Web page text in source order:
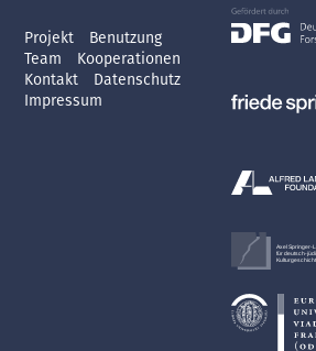
Projekt
Benutzung
Team
Kooperationen
Kontakt
Datenschutz
Impressum
Axel Springer-
für deutsch-